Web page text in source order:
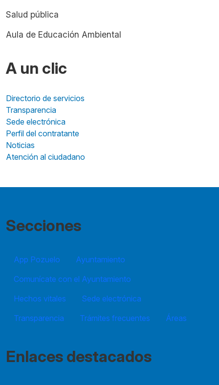
Salud pública
Aula de Educación Ambiental
A un clic
Directorio de servicios
Transparencia
Sede electrónica
Perfil del contratante
Noticias
Atención al ciudadano
Secciones
App Pozuelo
Ayuntamiento
Comunícate con el Ayuntamiento
Hechos vitales
Sede electrónica
Transparencia
Trámites frecuentes Áreas
Enlaces destacados